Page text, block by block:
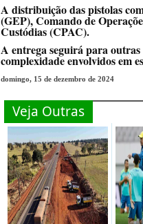
A distribuição das pistolas
(GEP), Comando de
Custódias (CPAC).
A entrega seguirá para
complexidade envolvidos em
domingo, 15 de dezembro de 2024
Veja Outras